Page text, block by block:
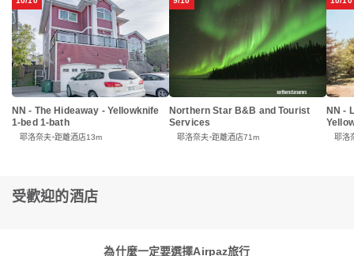
NN - The Hideaway - Yellowknife
1-bed 1-bath
耶洛奈夫 距離酒店13m
Northern Star B&B and Tourist
Services
耶洛奈夫 距離酒店71m
NN -
耶洛
受歡迎的酒店
為什麼一定要選擇Airpaz旅行